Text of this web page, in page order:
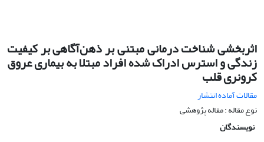
اثربخشی شناخت درمانی مبتنی بر ذهن‌آگاهی بر کیفیت
زندگی و استرس ادراک شده افراد مبتلا به بیماری عروق
کرونری قلب
مقالات آماده انتشار
نوع مقاله : مقاله پژوهشی
نویسندگان